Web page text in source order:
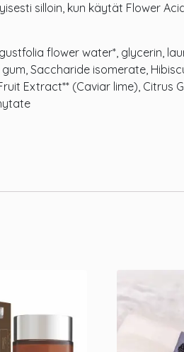
silloin, kun käytät Flower
flower water*, glycerin,
Saccharide isomerate,
Extract** (Caviar lime), Citrus